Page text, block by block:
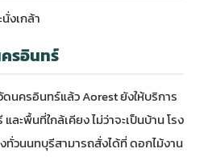
งเกล้า
รอินทร์
นครอินทร์แล้ว Aorest ยังให้บริการ
และพื้นที่ใกล้เคียง ไม่ว่าจะเป็นบ้าน โรง
วนนทบุรีสามารถสั่งได้ที่ดอกไม้งาน